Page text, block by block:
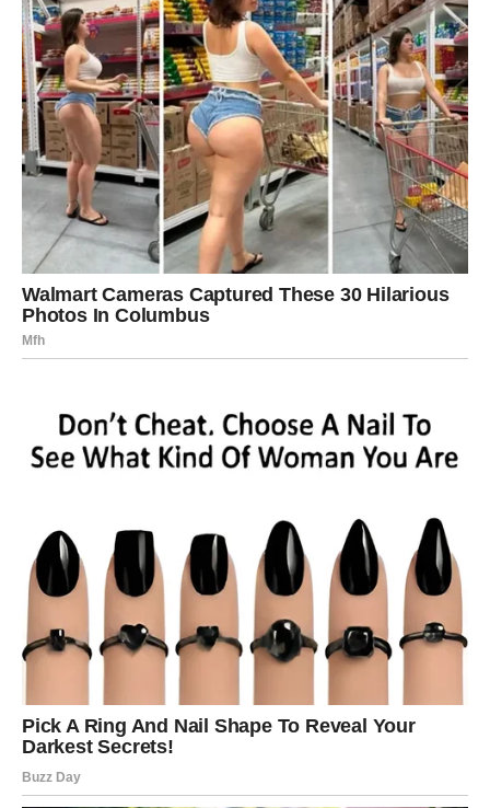
umanjuje kako bi se drugi osećali bolje.
Lavova najveća želja je da bude voljen i cenjen onako
kako zaslužuje – i ovaj period mu to donosi, bez borbe i
bez ponižavanja.
RIBE – MAGIJA ŽIVOTA SE
BUDI, A ONO ŠTO SI SANJAO
POČINJE DA SE OSTVARUJE
tišini, koji oseća unapred, i koji nekada veruje čak i kada
nema dokaza da će biti bolje. I baš zato, kada Ribe uđu u
U ljubavi Ribe dobijaju ono što su dugo tražile – ne samo
pažnju, već dubinu. Ako si u vezi, odnos postaje nežniji,
iskreniji i stabilniji, kao da se vraćate jedno drugom, ali na
lepši način. Ako si slobodan, moguća je sudbinska osoba,
neko ko ti ulazi u život tiho, ali ostavlja jak utisak, neko
zbog koga shvatiš da je vredelo čekati i ne pristajati na
polovične emocije.
Ribe takođe dobijaju lepe vesti koje popravljaju